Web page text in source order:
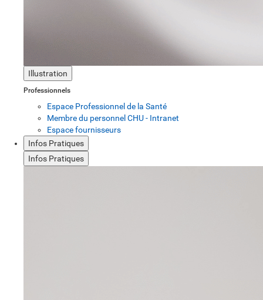
Illustration
Professionnels
Espace Professionnel de la Santé
Membre du personnel CHU - Intranet
Espace fournisseurs
Infos Pratiques
Infos Pratiques